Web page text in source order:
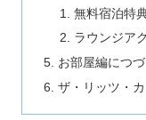
無料宿泊特
ラウンジア
お部屋編につ
ザ・リッツ・